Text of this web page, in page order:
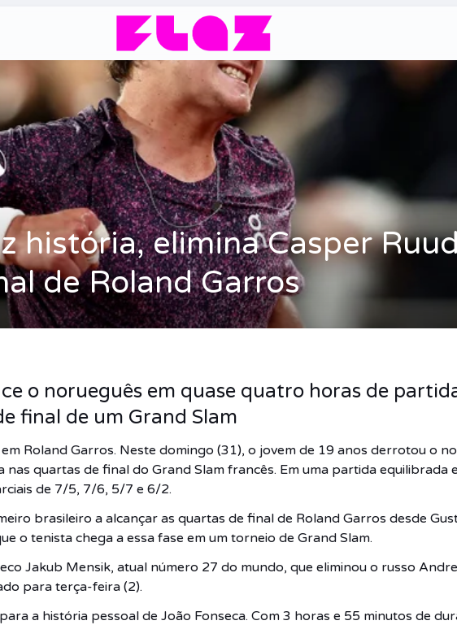
história, elimina Casper
de Roland Garros
o norueguês em quase quatro horas de
final de um Grand Slam
Roland Garros. Neste domingo (31), o jovem de 19 anos derrotou o
quartas de final do Grand Slam francês. Em uma partida equilibrada
de 7/5, 7/6, 5/7 e 6/2.
brasileiro a alcançar as quartas de final de Roland Garros desde
o tenista chega a essa fase em um torneio de Grand Slam.
Jakub Mensik, atual número 27 do mundo, que eliminou o russo
para terça-feira (2).
a história pessoal de João Fonseca. Com 3 horas e 55 minutos de